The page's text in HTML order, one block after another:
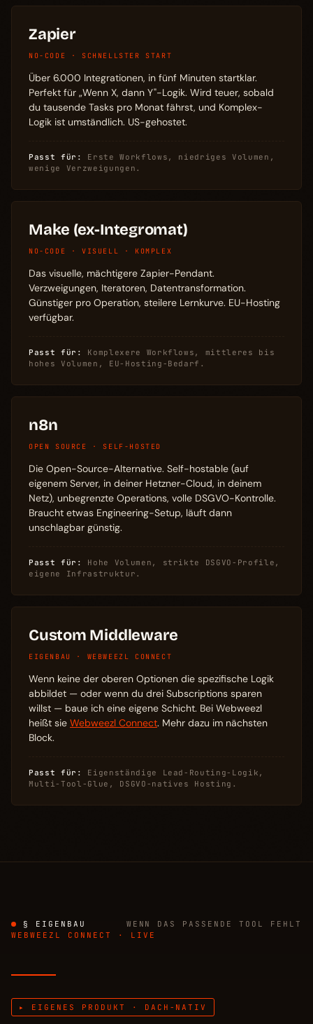
Zapier
NO-CODE · SCHNELLSTER START
Über 6.000 Integrationen, in fünf Minuten startklar.
Perfekt für „Wenn X, dann Y"-Logik. Wird teuer, sobald
du tausende Tasks pro Monat fährst, und Komplex-
Logik ist umständlich. US-gehostet.
Passt für:
Erste Workflows, niedriges Volumen,
wenige Verzweigungen.
Make (ex-Integromat)
NO-CODE · VISUELL · KOMPLEX
Das visuelle, mächtigere Zapier-Pendant.
Verzweigungen, Iteratoren, Datentransformation.
Günstiger pro Operation, steilere Lernkurve. EU-Hosting
verfügbar.
Passt für:
Komplexere Workflows, mittleres bis
hohes Volumen, EU-Hosting-Bedarf.
n8n
OPEN SOURCE · SELF-HOSTED
Die Open-Source-Alternative. Self-hostable (auf
eigenem Server, in deiner Hetzner-Cloud, in deinem
Netz), unbegrenzte Operations, volle DSGVO-Kontrolle.
Braucht etwas Engineering-Setup, läuft dann
unschlagbar günstig.
Passt für:
Hohe Volumen, strikte DSGVO-Profile,
eigene Infrastruktur.
Custom Middleware
EIGENBAU · WEBWEEZL CONNECT
Wenn keine der oberen Optionen die spezifische Logik
abbildet — oder wenn du drei Subscriptions sparen
willst — baue ich eine eigene Schicht. Bei Webweezl
heißt sie Webweezl Connect. Mehr dazu im nächsten
Block.
Passt für:
Eigenständige Lead-Routing-Logik,
Multi-Tool-Glue, DSGVO-natives Hosting.
§ EIGENBAU
WENN DAS PASSENDE TOOL FEHLT
WEBWEEZL CONNECT · LIVE
▸ EIGENES PRODUKT · DACH-NATIV